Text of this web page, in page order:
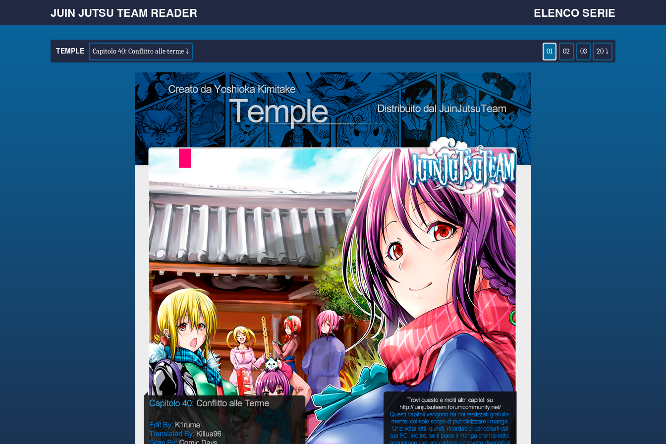
JUIN JUTSU TEAM READER ELENCO SERIE
TEMPLE Capitolo 40: Conflitto alle terme ⤵ 01 02 03 20 ⤵